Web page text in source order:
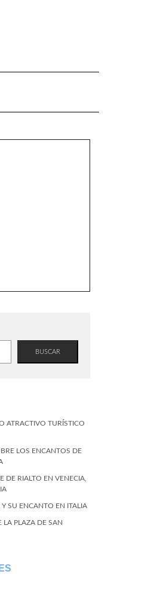
BUSCAR
ATRACTIVO TURÍSTICO
LOS ENCANTOS DE
DE RIALTO EN VENECIA,
SU ENCANTO EN ITALIA
LA PLAZA DE SAN